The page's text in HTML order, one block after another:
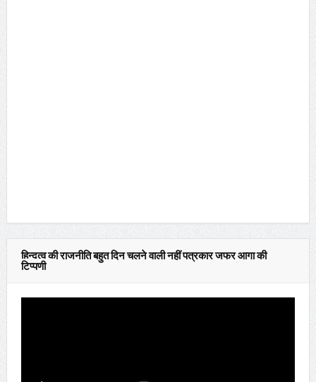
हिन्दुत्व की राजनीति बहुत दिन चलने वाली नहीं पत्रकार जफर आगा की
टिप्पणी